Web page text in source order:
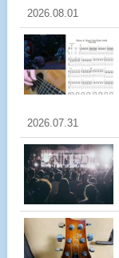
2026.08.01
2026.07.31